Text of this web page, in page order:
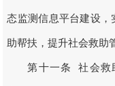
态监测信息平台建设
助帮扶，提升社会救助
第十一条 社会救